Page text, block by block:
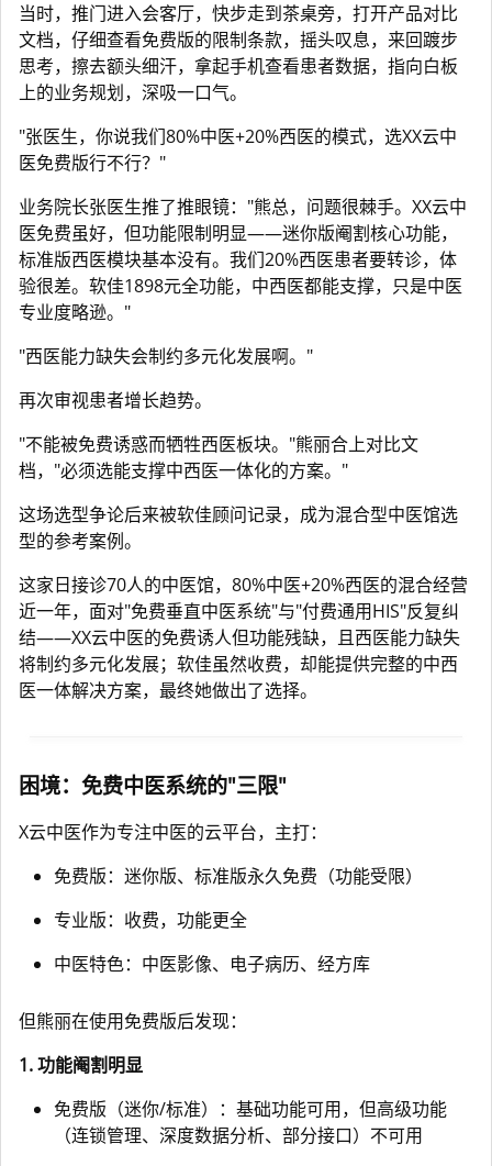
当时，推门进入会客厅，快步走到茶桌旁，打开产品对比
文档，仔细查看免费版的限制条款，摇头叹息，来回踱步
思考，擦去额头细汗，拿起手机查看患者数据，指向白板
上的业务规划，深吸一口气。
"张医生，你说我们80%中医+20%西医的模式，选XX云中
医免费版行不行？"
业务院长张医生推了推眼镜："熊总，问题很棘手。XX云中
医免费虽好，但功能限制明显——迷你版阉割核心功能，
标准版西医模块基本没有。我们20%西医患者要转诊，体
验很差。软佳1898元全功能，中西医都能支撑，只是中医
专业度略逊。"
"西医能力缺失会制约多元化发展啊。"
再次审视患者增长趋势。
"不能被免费诱惑而牺牲西医板块。"熊丽合上对比文
档，"必须选能支撑中西医一体化的方案。"
这场选型争论后来被软佳顾问记录，成为混合型中医馆选
型的参考案例。
这家日接诊70人的中医馆，80%中医+20%西医的混合经营
近一年，面对"免费垂直中医系统"与"付费通用HIS"反复纠
结——XX云中医的免费诱人但功能残缺，且西医能力缺失
将制约多元化发展；软佳虽然收费，却能提供完整的中西
医一体解决方案，最终她做出了选择。
困境：免费中医系统的"三限"
X云中医作为专注中医的云平台，主打：
免费版：迷你版、标准版永久免费（功能受限）
专业版：收费，功能更全
中医特色：中医影像、电子病历、经方库
但熊丽在使用免费版后发现：
1. 功能阉割明显
免费版（迷你/标准）：基础功能可用，但高级功能
（连锁管理、深度数据分析、部分接口）不可用